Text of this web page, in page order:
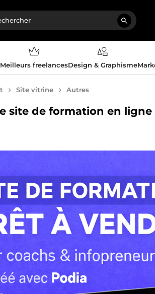
Meilleurs freelancesDesign & Graphisme
Site vitrine Autres
site de formation en